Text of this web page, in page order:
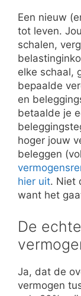
Een nieuw
tot leven.
schalen,
elke schaal,
bepaalde
en
betaalde je
hoger jouw
beleggen
hier uit. Niet
want het
De
Ja, dat de
vermogen